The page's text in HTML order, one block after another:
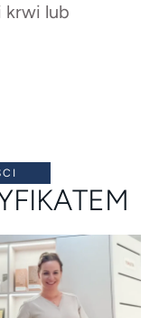
krwi lub